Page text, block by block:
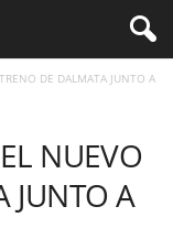
DE DALMATA JUNTO A
NUEVO
JUNTO A